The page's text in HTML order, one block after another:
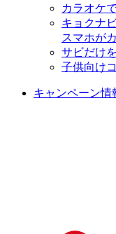
カラオケ
キョクナ
スマホが
サビだけ
子供向け
キャンペーン情